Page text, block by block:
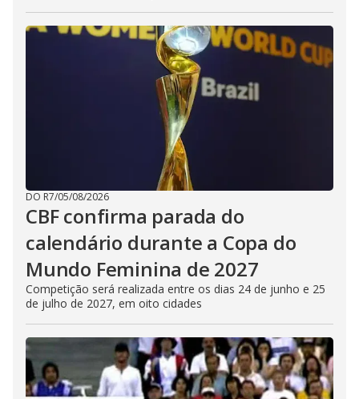
DO R7/05/08/2026
CBF confirma parada do
calendário durante a Copa do
Mundo Feminina de 2027
Competição será realizada entre os dias 24 de junho e 25
de julho de 2027, em oito cidades